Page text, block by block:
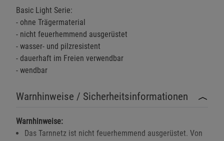
Basic Light Serie:
- ohne Trägermaterial
- nicht feuerhemmend ausgerüstet
- wasser- und pilzresistent
- dauerhaft im Freien verwendbar
- wendbar
Warnhinweise / Sicherheitsinformationen
Warnhinweise:
Das Tarnnetz ist nicht feuerhemmend ausgerüstet. Von